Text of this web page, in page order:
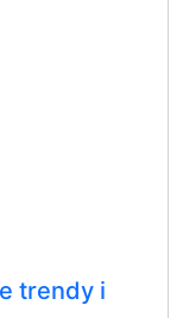
trendy i